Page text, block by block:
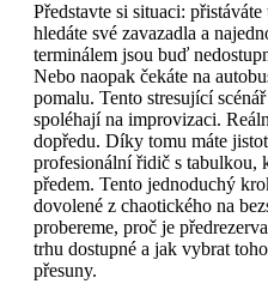
Představte si situaci:
hledáte své zavazadla a
terminálem jsou buď
Nebo naopak čekáte na
pomalu. Tento stresující
spoléhají na improvizaci.
dopředu. Díky tomu máte
profesionální řidič s tabulkou,
předem. Tento jednoduchý
dovolené z chaotického na
probereme, proč je
trhu dostupné a jak vybrat
přesuny.